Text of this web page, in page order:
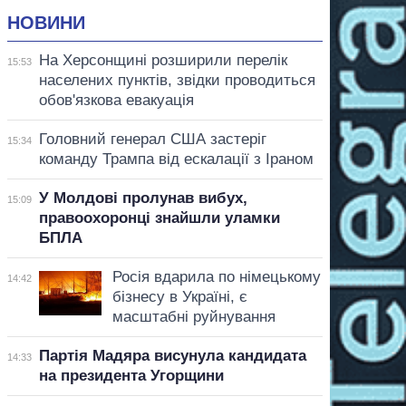
НОВИНИ
15:53
На Херсонщині розширили перелік
населених пунктів, звідки проводиться
обов'язкова евакуація
15:34
Головний генерал США застеріг
команду Трампа від ескалації з Іраном
15:09
У Молдові пролунав вибух,
правоохоронці знайшли уламки
БПЛА
14:42
Росія вдарила по німецькому
бізнесу в Україні, є
масштабні руйнування
14:33
Партія Мадяра висунула кандидата
на президента Угорщини